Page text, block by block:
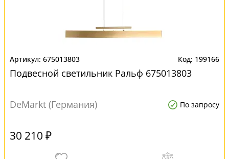
675013803 199166
Подвесной светильник Ральф 675013803
DeMarkt (Германия) По запросу
30 210 ₽